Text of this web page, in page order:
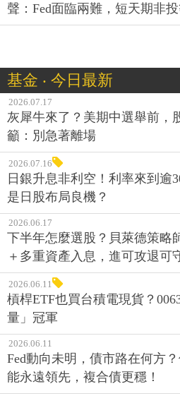
聲：Fed面臨兩難，短天期非
基金 ‧ 今日最新
2026.07.17
灰犀牛來了？美期中選舉前，
籲：別急著離場
2026.07.16
日銀升息非利空！利率來到逾
是日股布局良機？
2026.06.17
下半年怎麼選股？貝萊德策略
＋多重資產入息，進可攻退可
2026.06.11
槓桿ETF也買台積電現貨？
量」冠軍
2026.06.11
Fed動向未明，債市路在何方
能永遠領先，複合債更穩！